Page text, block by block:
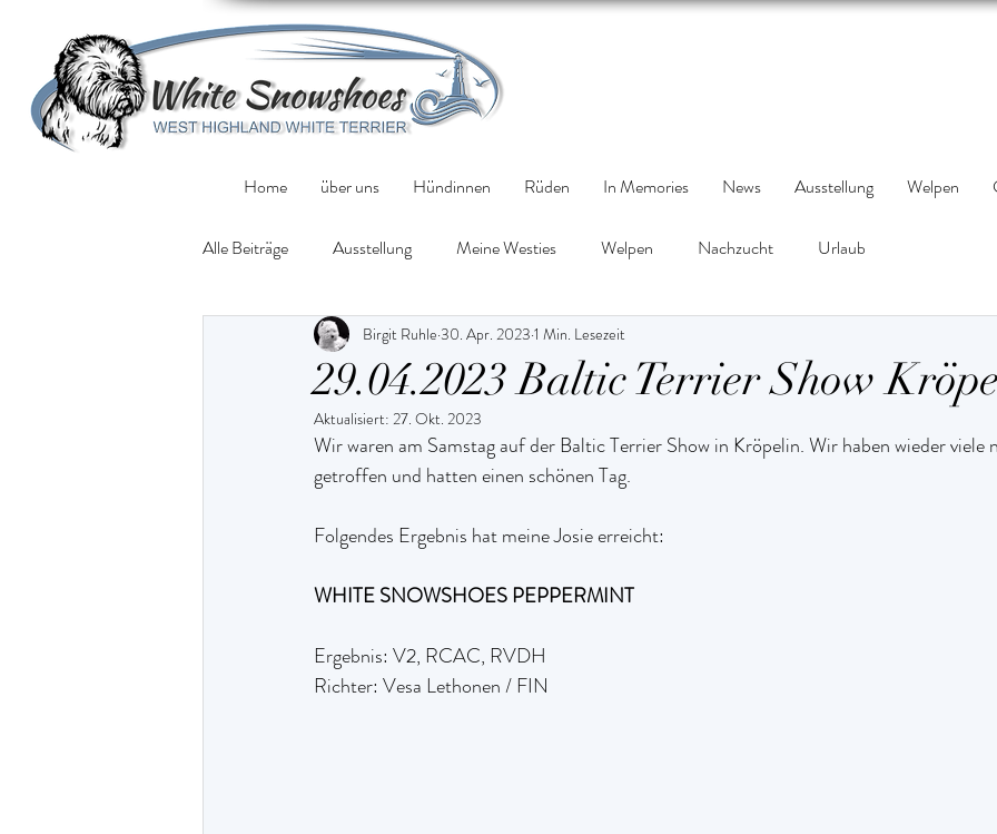
Home über uns Hündinnen Rüden In Memories News Ausstellung Welpen
Alle Beiträge Ausstellung Meine Westies Welpen Nachzucht Urlaub
29.04.2023 Baltic Terrier Show
Birgit Ruhle 30. Apr. 2023 1 Min. Lesezeit
Aktualisiert: 27. Okt. 2023
Wir waren am Samstag auf der Baltic Terrier Show in Kröpelin. Wir haben wieder viele
getroffen und hatten einen schönen Tag.
Folgendes Ergebnis hat meine Josie erreicht:
WHITE SNOWSHOES PEPPERMINT
Ergebnis: V2, RCAC, RVDH
Richter: Vesa Lethonen / FIN